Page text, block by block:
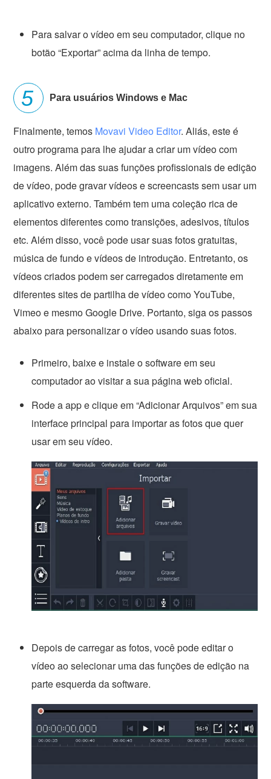
Para salvar o vídeo em seu computador, clique no
botão “Exportar” acima da linha de tempo.
Para usuários Windows e Mac
Finalmente, temos Movavi Video Editor. Aliás, este é
outro programa para lhe ajudar a criar um vídeo com
imagens. Além das suas funções profissionais de edição
de vídeo, pode gravar vídeos e screencasts sem usar um
aplicativo externo. Também tem uma coleção rica de
elementos diferentes como transições, adesivos, títulos
etc. Além disso, você pode usar suas fotos gratuitas,
música de fundo e vídeos de introdução. Entretanto, os
vídeos criados podem ser carregados diretamente em
diferentes sites de partilha de vídeo como YouTube,
Vimeo e mesmo Google Drive. Portanto, siga os passos
abaixo para personalizar o vídeo usando suas fotos.
Primeiro, baixe e instale o software em seu
computador ao visitar a sua página web oficial.
Rode a app e clique em “Adicionar Arquivos” em sua
interface principal para importar as fotos que quer
usar em seu vídeo.
Depois de carregar as fotos, você pode editar o
vídeo ao selecionar uma das funções de edição na
parte esquerda da software.